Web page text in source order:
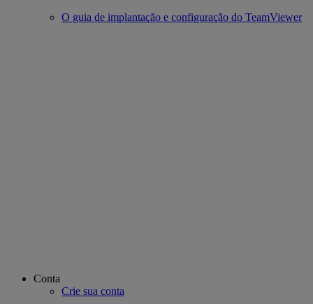
O guia de implantação e configuração do TeamViewer
Conta
Crie sua conta